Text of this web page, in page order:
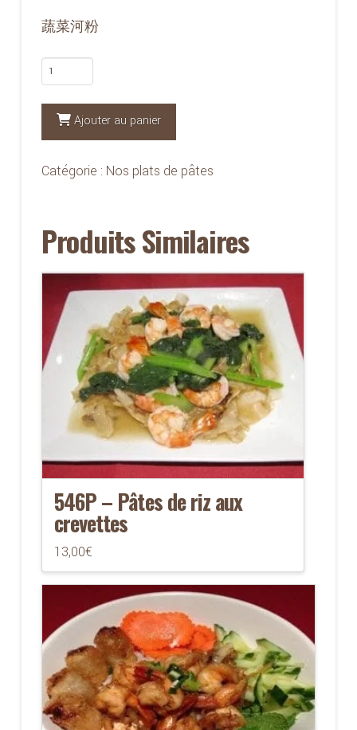
蔬菜河粉
quantité
545P
-
Pâtes
façon
végétarienne
Ajouter au panier
Catégorie : Nos plats de pâtes
Produits Similaires
546P – Pâtes de riz aux
crevettes
13,00€